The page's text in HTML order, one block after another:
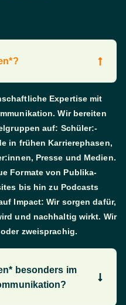
Expertise mit
Wir bereiten
auf: Schüler:­
in frühen Karriere­phasen,
Presse und Medien.
Formate von Publika­
bis hin zu Pod­casts
Impact: Wir sorgen dafür,
und nach­haltig wirkt. Wir
zwei­sprachig.
besonders im